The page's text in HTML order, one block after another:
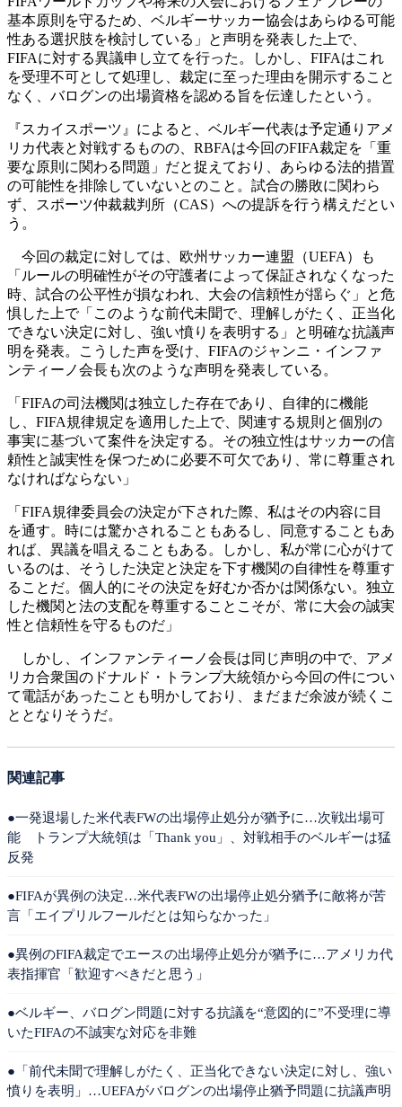
基本原則を守るため、ベルギーサッカー協会はあらゆる可能
性ある選択肢を検討している」と声明を発表した上で、
FIFAに対する異議申し立てを行った。しかし、FIFAはこれ
を受理不可として処理し、裁定に至った理由を開示すること
なく、バログンの出場資格を認める旨を伝達したという。
『スカイスポーツ』によると、ベルギー代表は予定通りアメ
リカ代表と対戦するものの、RBFAは今回のFIFA裁定を「重
要な原則に関わる問題」だと捉えており、あらゆる法的措置
の可能性を排除していないとのこと。試合の勝敗に関わら
ず、スポーツ仲裁裁判所（CAS）への提訴を行う構えだとい
う。
今回の裁定に対しては、欧州サッカー連盟（UEFA）も
「ルールの明確性がその守護者によって保証されなくなった
時、試合の公平性が損なわれ、大会の信頼性が揺らぐ」と危
惧した上で「このような前代未聞で、理解しがたく、正当化
できない決定に対し、強い憤りを表明する」と明確な抗議声
明を発表。こうした声を受け、FIFAのジャンニ・インファ
ンティーノ会長も次のような声明を発表している。
「FIFAの司法機関は独立した存在であり、自律的に機能
し、FIFA規律規定を適用した上で、関連する規則と個別の
事実に基づいて案件を決定する。その独立性はサッカーの信
頼性と誠実性を保つために必要不可欠であり、常に尊重され
なければならない」
「FIFA規律委員会の決定が下された際、私はその内容に目
を通す。時には驚かされることもあるし、同意することもあ
れば、異議を唱えることもある。しかし、私が常に心がけて
いるのは、そうした決定と決定を下す機関の自律性を尊重す
ることだ。個人的にその決定を好むか否かは関係ない。独立
した機関と法の支配を尊重することこそが、常に大会の誠実
性と信頼性を守るものだ」
しかし、インファンティーノ会長は同じ声明の中で、アメ
リカ合衆国のドナルド・トランプ大統領から今回の件につい
て電話があったことも明かしており、まだまだ余波が続くこ
ととなりそうだ。
関連記事
●一発退場した米代表FWの出場停止処分が猶予に…次戦出場可
能 トランプ大統領は「Thank you」、対戦相手のベルギーは猛
反発
●FIFAが異例の決定…米代表FWの出場停止処分猶予に敵将が苦
言「エイプリルフールだとは知らなかった」
●異例のFIFA裁定でエースの出場停止処分が猶予に…アメリカ代
表指揮官「歓迎すべきだと思う」
●ベルギー、バログン問題に対する抗議を“意図的に”不受理に導
いたFIFAの不誠実な対応を非難
●「前代未聞で理解しがたく、正当化できない決定に対し、強い
憤りを表明」…UEFAがバログンの出場停止猶予問題に抗議声明